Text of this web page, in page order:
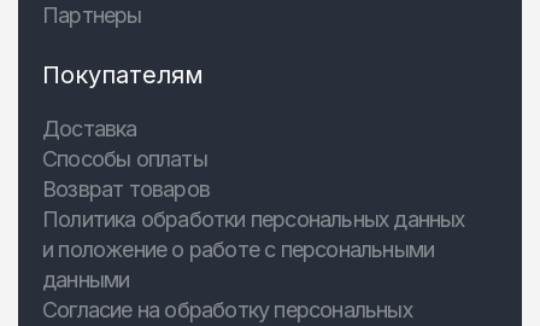
Партнеры
Покупателям
Доставка
Способы оплаты
Возврат товаров
Политика обработки персональных данных
и положение о работе с персональными
данными
Согласие на обработку персональных